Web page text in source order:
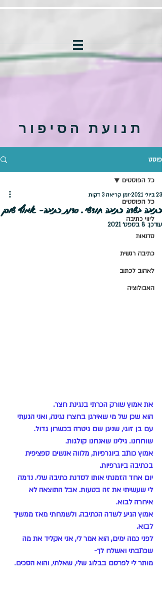
תנועת הסיפור
פוסט
כל הפוסטים
ליווי כתיבה
סדנאות
כתיבה רגשית
לאהוב לכתוב
האבולוציה
כל הפוסטים
כתיבה בשדה כתיבה חודשי. סדנת כתיבה- אמוץ שורק
23 ביולי 2021 זמן קריאה 3 דקות
עודכן: 8 בספט׳ 2021
את אמוץ שורק הכרתי בנגינת חצר.
הוא שכן של מי שאירגן בחצרו נגינה, ואני הגעתי
עם בן זוגי, שניגן שם גיטרה בכשרון גדול.
שוחחנו. גילינו שאנחנו קולגות.
אמוץ כותב ביוגרפיות, מלווה אנשים ספציפית
בכתיבה ביוגרפיות.
יום אחד הזמנתי אותו לסדנת כתיבה שלי. נדמה
לי שעשיתי את זה בטעות. אבל התוצאה לא
איחרה לבוא.
אמוץ הגיע לשדה הכתיבה. ולשמחתי מאז ממשיך
לבוא.
לפני כמה ימים, הוא אמר לי, אני אקליד את מה
שכתבתי ואשלח לך-
מותר לי לפרסם בבלוג שלי, שאלתי, והוא הסכים.